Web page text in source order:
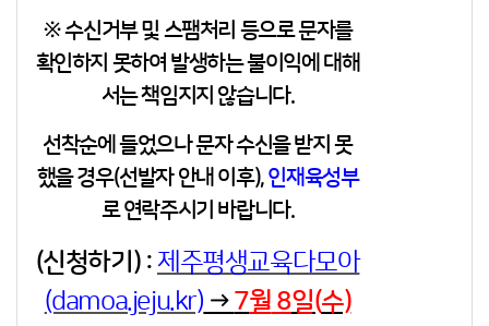
※ 수신거부 및 스팸처리 등으로 문자를
확인하지 못하여 발생하는 불이익에 대해
서는 책임지지 않습니다.
선착순에 들었으나 문자 수신을 받지 못
했을 경우(선발자 안내 이후),인재육성부
로 연락주시기 바랍니다.
(신청하기) : 제주평생교육다모아
(damoa.jeju.kr) →7월 8일(수)